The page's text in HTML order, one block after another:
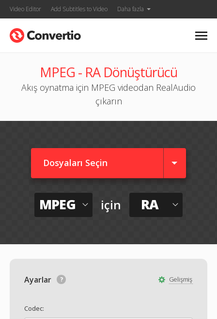
Video Editor Add Subtitles to Video Daha fazla
MPEG - RA Dönüştürücü
Akış oynatma için MPEG videodan RealAudio
çıkarın
Dosyaları Seçin
MPEG için RA
Gelişmiş
Ayarlar
Codec: